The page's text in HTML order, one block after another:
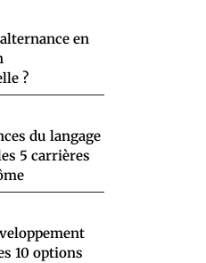
en
?
du langage
5 carrières
10 options